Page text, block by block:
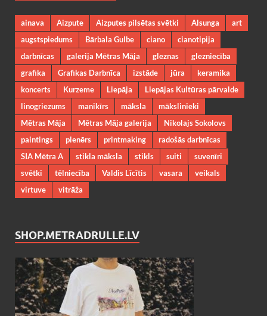
ainava Aizpute Aizputes pilsētas svētki Alsunga
art
augstspiedums
Bārbala Gulbe ciano
cianotipija
darbnīcas
galerija Mētras Māja gleznas
glezniecība
grafika
Grafikas Darbnīca izstāde jūra
keramika
koncerts
Kurzeme Liepāja
Liepājas Kultūras pārvalde
linogriezums
manikīrs māksla
mākslinieki
Mētras Māja
Mētras Māja galerija
Nikolajs Sokolovs
paintings
plenērs printmaking
radošās darbnīcas
SIA Mētra A
stikla māksla stikls suiti
suvenīri
svētki
tēlniecība Valdis Līcītis vasara
veikals
virtuve
vitrāža
SHOP.METRADRULLE.LV